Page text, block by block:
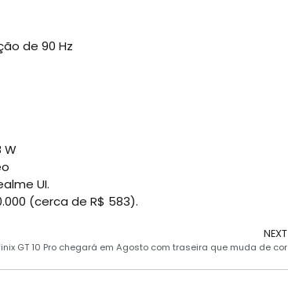
de 90 Hz
W
UI.
(cerca de R$ 583).
NEXT
GT 10 Pro chegará em Agosto com traseira que muda de cor